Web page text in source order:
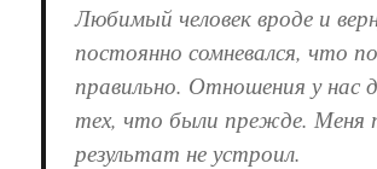
Любимый человек вроде и
постоянно сомневался, что
правильно. Отношения у нас
тех, что были прежде. Меня
результат не устроил.